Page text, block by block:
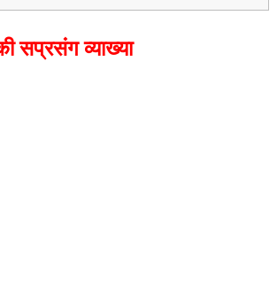
सप्रसंग व्याख्या